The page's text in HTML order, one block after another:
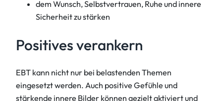
dem Wunsch, Selbstvertrauen, Ruhe und innere
Sicherheit zu stärken
Positives verankern
EBT kann nicht nur bei belastenden Themen
eingesetzt werden. Auch positive Gefühle und
stärkende innere Bilder können gezielt aktiviert und